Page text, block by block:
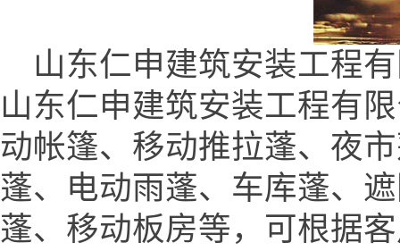
山东仁申建筑安装工程有
山东仁申建筑安装工程有
动帐篷、移动推拉蓬、夜
蓬、电动雨蓬、车库蓬、
蓬、移动板房等，可根据